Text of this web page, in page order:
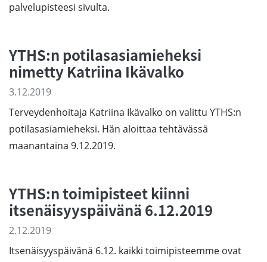
palvelupisteesi sivulta.
YTHS:n potilasasiamieheksi
nimetty Katriina Ikävalko
3.12.2019
Terveydenhoitaja Katriina Ikävalko on valittu YTHS:n
potilasasiamieheksi. Hän aloittaa tehtävässä
maanantaina 9.12.2019.
YTHS:n toimipisteet kiinni
itsenäisyyspäivänä 6.12.2019
2.12.2019
Itsenäisyyspäivänä 6.12. kaikki toimipisteemme ovat